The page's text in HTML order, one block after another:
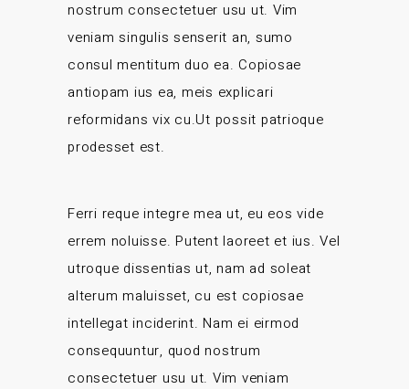
nostrum consectetuer usu ut. Vim
veniam singulis senserit an, sumo
consul mentitum duo ea. Copiosae
antiopam ius ea, meis explicari
reformidans vix cu.Ut possit patrioque
prodesset est.
Ferri reque integre mea ut, eu eos vide
errem noluisse. Putent laoreet et ius. Vel
utroque dissentias ut, nam ad soleat
alterum maluisset, cu est copiosae
intellegat inciderint. Nam ei eirmod
consequuntur, quod nostrum
consectetuer usu ut. Vim veniam